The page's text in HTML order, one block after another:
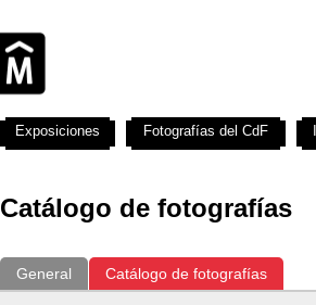
Catálogo de fotografías
General Catálogo de fotografías
Exposiciones Fotografías del CdF